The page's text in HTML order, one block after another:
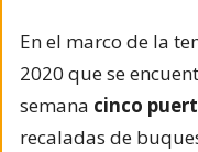
En el marco de la
2020 que se
semana cinco
recaladas de